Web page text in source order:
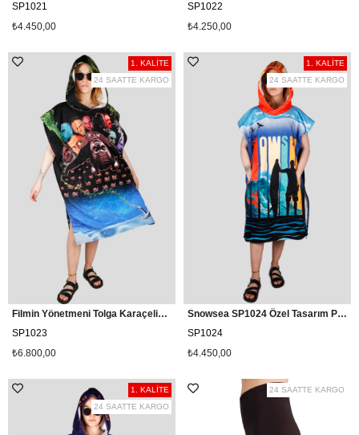
SP1021
₺4.450,00
SP1022
₺4.250,00
Filmin Yönetmeni Tolga Karaçelik ve Snowsea İmzalı Sarmaşık Sörf Pançosu, Plaj Panço Havlu
SP1023
₺6.800,00
1. KALİTE
24 SAATTE KARGO
Snowsea SP1024 Özel Tasarım Plaj Havlu Panço, Sörf Panço
SP1024
₺4.450,00
1. KALİTE
24 SAATTE KARGO
1. KALİTE
24 SAATTE KARGO
24 SAATTE KARGO